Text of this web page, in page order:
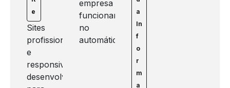
e
Sites
profissionais
e
responsivos
desenvolvidos
empresa
funcionar
no
automático.
a
In
f
o
r
m
a